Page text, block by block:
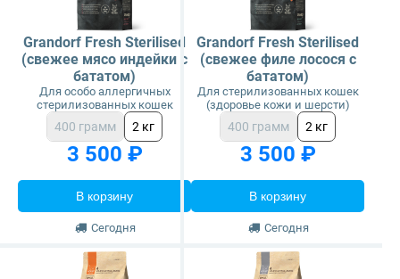
Grandorf Fresh Sterilised
(свежее мясо индейки с
бататом)
Для особо аллергичных
стерилизованных кошек
400 грамм 2 кг
3 500 ₽
В корзину
Сегодня
Grandorf Fresh Sterilised
(свежее филе лосося с
бататом)
Для стерилизованных кошек
(здоровье кожи и шерсти)
400 грамм 2 кг
3 500 ₽
В корзину
Сегодня